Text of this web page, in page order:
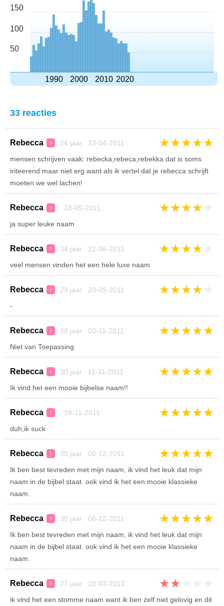
150
100
50
1990 2000 2010 2020
33 reacties
Rebecca ♀ 24 jaar 23-04-2011 ★★★★★
mensen schrijven vaak: rebecka,rebeca,rebekka dat is soms
iriteerend maar niet erg want als ik vertel dat je rebecca schrijft
moeten we wel lachen!
Rebecca ♀ 28-05-2011 ★★★★
ja super leuke naam
Rebecca ♀ 34 jaar 22-06-2011 ★★★★
veel mensen vinden het een hele luxe naam
Rebecca ♀ 29 jaar 20-09-2011 ★★★★
-
Rebecca ♀ 28 jaar 03-11-2011 ★★★★★
Niet van Toepassing
Rebecca ♀ 30 jaar 11-11-2011 ★★★★★
Ik vind het een mooie bijbelse naam!!
Rebecca ♀ 19-11-2011 ★★★★★
duh,ik suck
Rebecca ♀ 30 jaar 06-12-2011 ★★★★★
Ik ben best tevreden met mijn naam, ik vind het leuk dat mijn
naam in de bijbel staat. ook vind ik het een mooie klassieke
naam.
Rebecca ♀ 30 jaar 06-12-2011 ★★★★★
Ik ben best tevreden met mijn naam, ik vind het leuk dat mijn
naam in de bijbel staat. ook vind ik het een mooie klassieke
naam.
Rebecca ♀ 27 jaar 10-03-2012 ★★
ik vind het een stomme naam want ik ben zelf niet gelovig en dit